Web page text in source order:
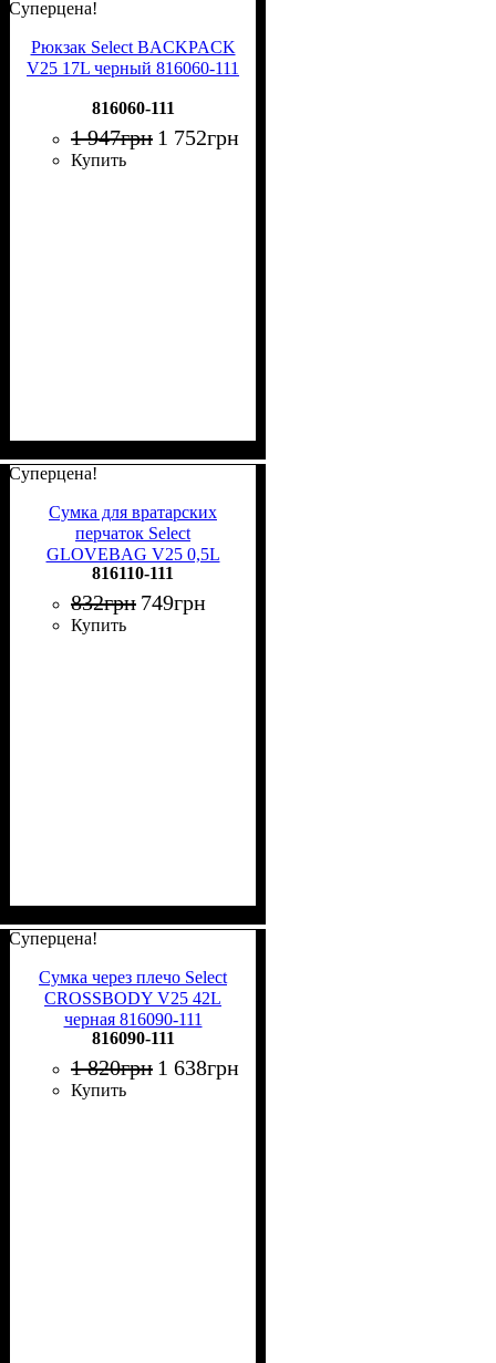
Суперцена!
Рюкзак Select BACKPACK
V25 17L черный 816060-111
816060-111
1 947грн 1 752грн
Купить
Суперцена!
Сумка для вратарских
перчаток Select
GLOVEBAG V25 0,5L
черная 816110-111
816110-111
832грн 749грн
Купить
Суперцена!
Сумка через плечо Select
CROSSBODY V25 42L
черная 816090-111
816090-111
1 820грн 1 638грн
Купить